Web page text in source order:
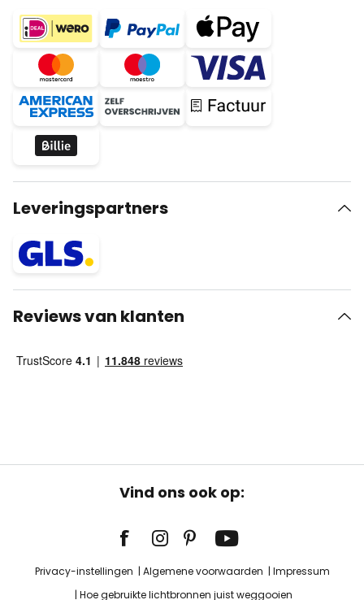
Leveringspartners
Reviews van klanten
Vind ons ook op:
Privacy-instellingen Algemene voorwaarden
Impressum
Hoe gebruikte lichtbronnen juist weggooien